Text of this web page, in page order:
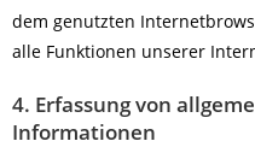
dem genutzten
alle Funktionen unserer
4. Erfassung von
Informationen